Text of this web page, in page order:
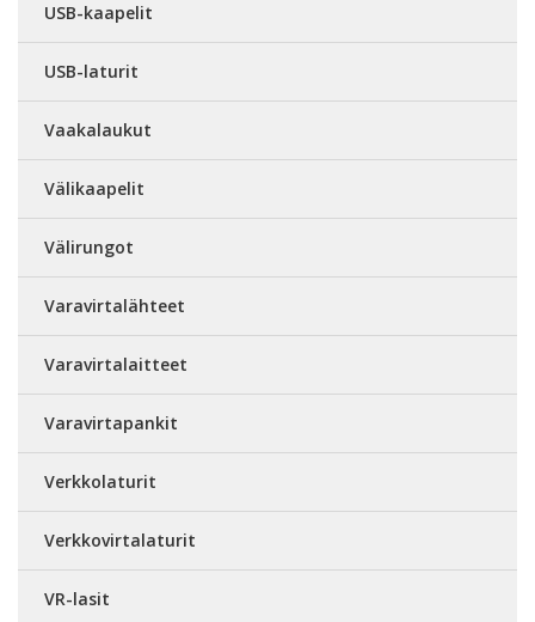
USB-kaapelit
USB-laturit
Vaakalaukut
Välikaapelit
Välirungot
Varavirtalähteet
Varavirtalaitteet
Varavirtapankit
Verkkolaturit
Verkkovirtalaturit
VR-lasit